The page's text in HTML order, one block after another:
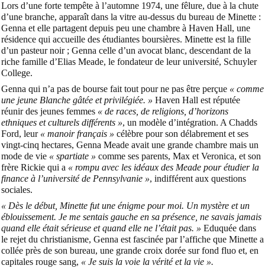
Lors d’une forte tempête à l’automne 1974, une fêlure, due à la chute
d’une branche, apparaît dans la vitre au-dessus du bureau de Minette :
Genna et elle partagent depuis peu une chambre à Haven Hall, une
résidence qui accueille des étudiantes boursières. Minette est la fille
d’un pasteur noir ; Genna celle d’un avocat blanc, descendant de la
riche famille d’Elias Meade, le fondateur de leur université, Schuyler
College.
Genna qui n’a pas de bourse fait tout pour ne pas être perçue « comme
une jeune Blanche gâtée et privilégiée. » Haven Hall est réputée
réunir des jeunes femmes « de races, de religions, d’horizons
ethniques et culturels différents », un modèle d’intégration. A Chadds
Ford, leur « manoir français » célèbre pour son délabrement et ses
vingt-cinq hectares, Genna Meade avait une grande chambre mais un
mode de vie « spartiate » comme ses parents, Max et Veronica, et son
frère Rickie qui a « rompu avec les idéaux des Meade pour étudier la
finance à l’université de Pennsylvanie », indifférent aux questions
sociales.
« Dès le début, Minette fut une énigme pour moi. Un mystère et un
éblouissement. Je me sentais gauche en sa présence, ne savais jamais
quand elle était sérieuse et quand elle ne l’était pas. » Eduquée dans
le rejet du christianisme, Genna est fascinée par l’affiche que Minette a
collée près de son bureau, une grande croix dorée sur fond fluo et, en
capitales rouge sang, « Je suis la voie la vérité et la vie ».